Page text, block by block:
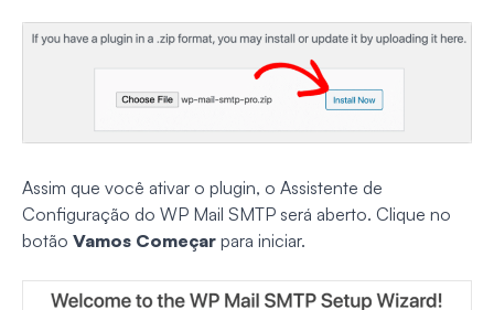
Assim que você ativar o plugin, o Assistente de
Configuração do WP Mail SMTP será aberto. Clique no
botão Vamos Começar para iniciar.